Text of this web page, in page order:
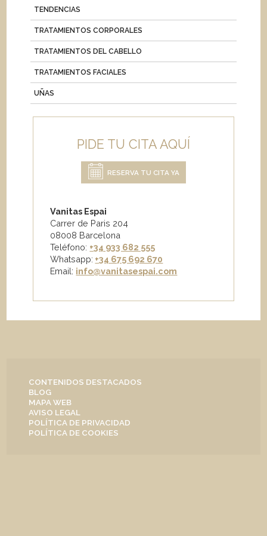
TENDENCIAS
TRATAMIENTOS CORPORALES
TRATAMIENTOS DEL CABELLO
TRATAMIENTOS FACIALES
UÑAS
PIDE TU CITA AQUÍ
RESERVA TU CITA YA
Vanitas Espai
Carrer de Paris 204
08008 Barcelona
Teléfono: +34 933 682 555
Whatsapp: +34 675 692 670
Email: info@vanitasespai.com
CONTENIDOS DESTACADOS
BLOG
MAPA WEB
AVISO LEGAL
POLÍTICA DE PRIVACIDAD
POLÍTICA DE COOKIES